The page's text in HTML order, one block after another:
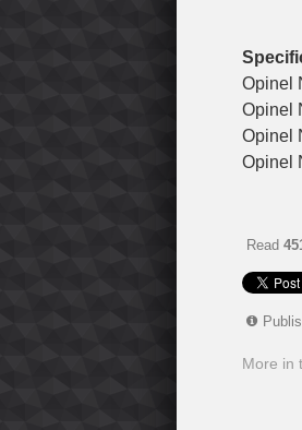
Opinel
Opinel
Opinel
Opinel
Read
More in